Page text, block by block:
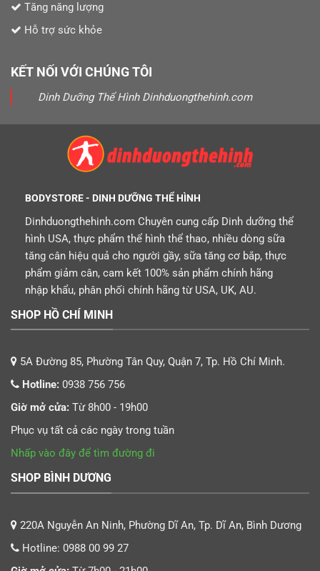
Tăng năng lượng
Hỗ trợ sức khỏe
KẾT NỐI VỚI CHÚNG TÔI
Dinh Dưỡng Thể Hình Dinhduongthehinh.com
BODYSTORE - DINH DƯỠNG THỂ HÌNH
Dinhduongthehinh.com Chuyên cung cấp Dinh dưỡng thể
hình USA, thực phẩm thể hình thể thao, nhiều dòng sữa
tăng cân hiệu quả cho người gầy, sữa tăng cơ bắp, thực
phẩm giảm cân, cam kết 100% sản phẩm chính hãng
nhập khẩu, phân phối chính hãng từ USA, UK, AU.
SHOP HỒ CHÍ MINH
5A Đường 85, Phường Tân Quy, Quận 7, Tp. Hồ Chí Minh.
Hotline: 0938 756 756
Giờ mở cửa: Từ 8h00 - 19h00
Phục vụ tất cả các ngày trong tuần
Nhấp vào đây để tìm đường đi
SHOP BÌNH DƯƠNG
220A Nguyễn An Ninh, Phường Dĩ An, Tp. Dĩ An, Bình Dương
Hotline: 0988 00 99 27